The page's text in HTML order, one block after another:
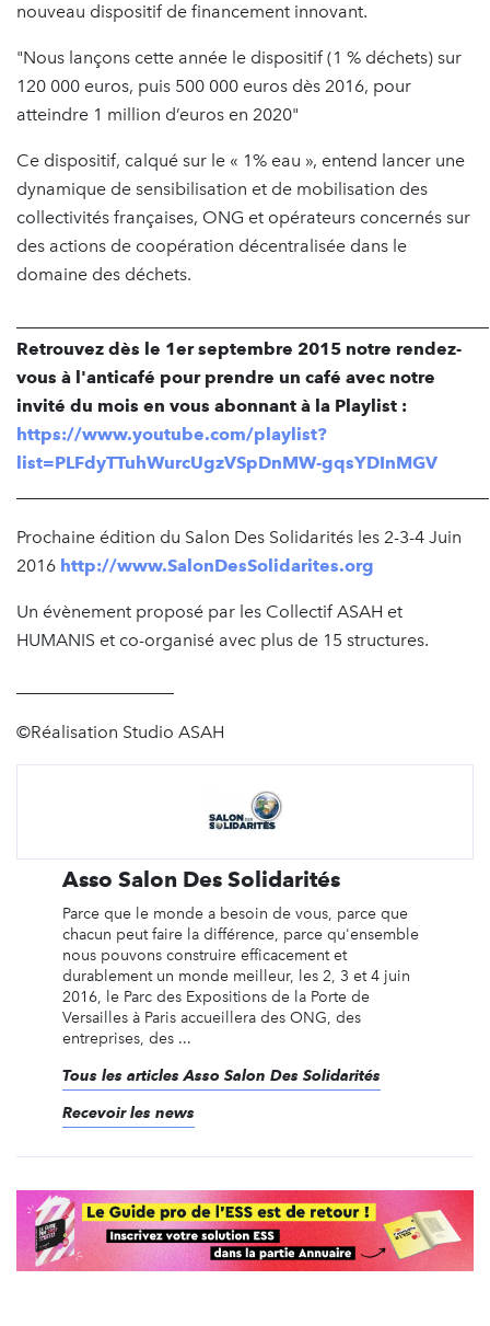
nouveau dispositif de financement innovant.
"Nous lançons cette année le dispositif (1 % déchets) sur
120 000 euros, puis 500 000 euros dès 2016, pour
atteindre 1 million d’euros en 2020"
Ce dispositif, calqué sur le « 1% eau », entend lancer une
dynamique de sensibilisation et de mobilisation des
collectivités françaises, ONG et opérateurs concernés sur
des actions de coopération décentralisée dans le
domaine des déchets.
Retrouvez dès le 1er septembre 2015 notre rendez-
vous à l'anticafé pour prendre un café avec notre
invité du mois en vous abonnant à la Playlist :
https://www.youtube.com/playlist?
list=PLFdyTTuhWurcUgzVSpDnMW-gqsYDInMGV
Prochaine édition du Salon Des Solidarités les 2-3-4 Juin
2016 http://www.SalonDesSolidarites.org
Un évènement proposé par les Collectif ASAH et
HUMANIS et co-organisé avec plus de 15 structures.
©Réalisation Studio ASAH
Asso Salon Des Solidarités
Parce que le monde a besoin de vous, parce que
chacun peut faire la différence, parce qu'ensemble
nous pouvons construire efficacement et
durablement un monde meilleur, les 2, 3 et 4 juin
2016, le Parc des Expositions de la Porte de
Versailles à Paris accueillera des ONG, des
entreprises, des ...
Tous les articles Asso Salon Des Solidarités
Recevoir les news